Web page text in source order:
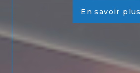
En savoir plus